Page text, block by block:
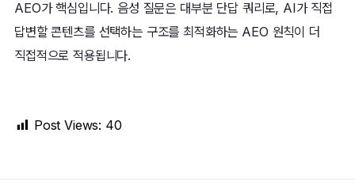
AEO가 핵심입니다. 음성 질문은 대부분 단답 쿼리로, AI가 직접
답변할 콘텐츠를 선택하는 구조를 최적화하는 AEO 원칙이 더
직접적으로 적용됩니다.
Post Views: 40